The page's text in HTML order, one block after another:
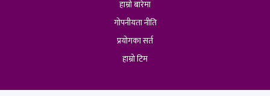
हाम्रो बारेमा
गोपनीयता नीति
प्रयोगका सर्त
हाम्रो टिम